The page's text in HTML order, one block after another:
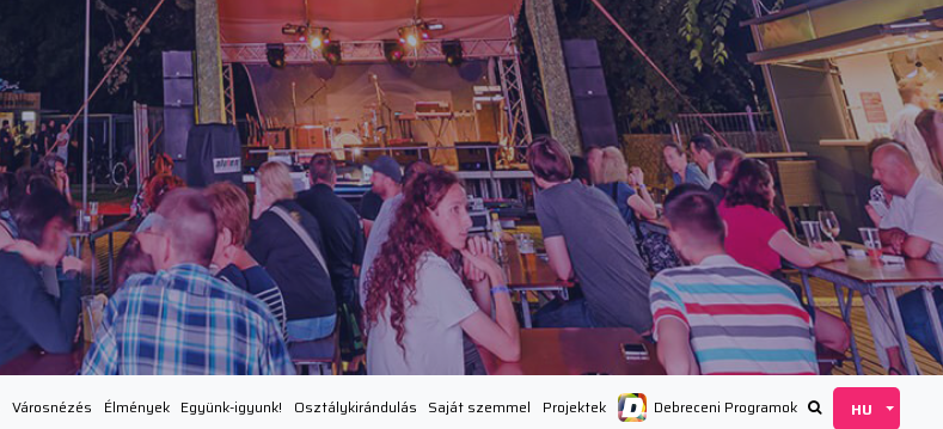
Városnézés Élmények Együnk-igyunk! Osztálykirándulás Saját szemmel Projektek Debreceni Programok